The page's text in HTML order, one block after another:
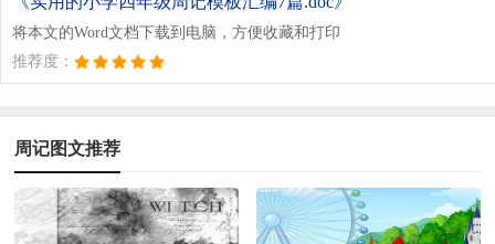
将本文的Word文档下载到电脑，方便收藏和打印
推荐度：
周记图文推荐